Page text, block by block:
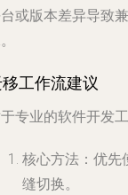
或版本差异导致
工作流建议
专业的软件开发
核心方法 ：优
缝切换。